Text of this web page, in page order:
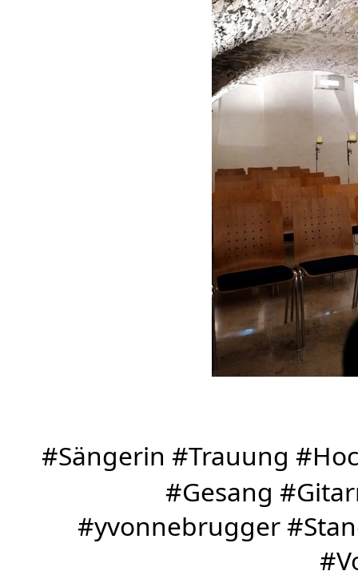
#Sängerin #Trauung
#Gesang
#yvonnebrugger